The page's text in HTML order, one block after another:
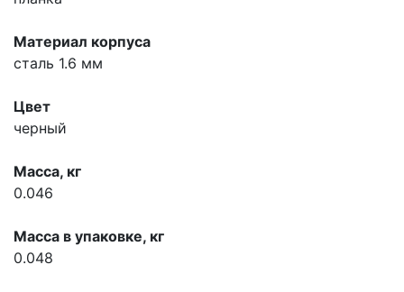
Материал корпуса
сталь 1.6 мм
Цвет
черный
Масса, кг
0.046
Масса в упаковке, кг
0.048